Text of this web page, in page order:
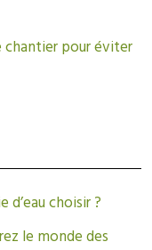
pour éviter
choisir ?
le monde des